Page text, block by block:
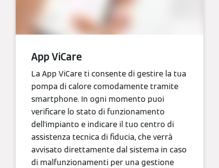
App ViCare
La App ViCare ti consente di gestire la tua
pompa di calore comodamente tramite
smartphone. In ogni momento puoi
verificare lo stato di funzionamento
dell'impianto e indicare il tuo centro di
assistenza tecnica di fiducia, che verrà
avvisato direttamente dal sistema in caso
di malfunzionamenti per una gestione